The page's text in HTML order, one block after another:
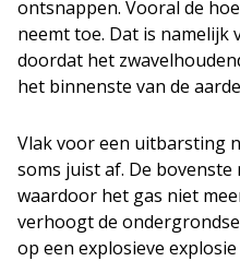
ontsnappen. Vooral de
neemt toe. Dat is namelijk
doordat het
het binnenste van de
Vlak voor een uitbarsting
soms juist af. De
waardoor het gas niet
verhoogt de
op een explosieve